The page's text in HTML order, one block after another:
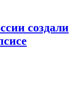
создали